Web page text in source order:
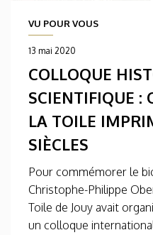
VU POUR VOUS
13 mai 2020
COLLOQUE
SCIENTIFIQUE :
LA TOILE
SIÈCLES
Pour commémorer le
Christophe-Philippe
Toile de Jouy avait
un colloque